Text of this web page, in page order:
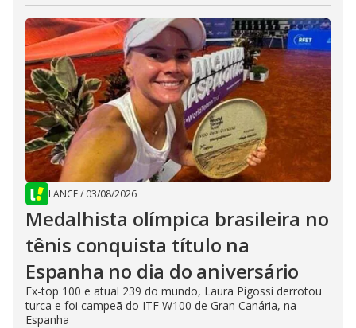
LANCE/ 03/08/2026
Medalhista olímpica brasileira no
tênis conquista título na
Espanha no dia do aniversário
Ex-top 100 e atual 239 do mundo, Laura Pigossi derrotou
turca e foi campeã do ITF W100 de Gran Canária, na
Espanha